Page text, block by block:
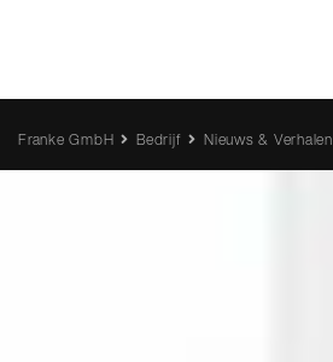
Franke GmbH Bedrijf Nieuws & Verhalen